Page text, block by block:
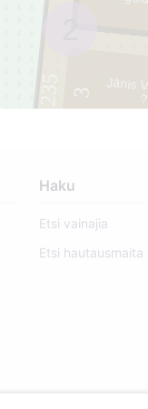
235 3 Jānis
Haku
Etsi vainajia
Etsi hautausmaita